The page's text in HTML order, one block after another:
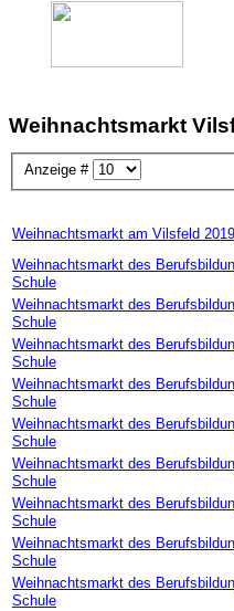
Weihnachtsmarkt
Anzeige #
Weihnachtsmarkt am Vilsfeld 2019
Weihnachtsmarkt des
Schule
Weihnachtsmarkt des
Schule
Weihnachtsmarkt des
Schule
Weihnachtsmarkt des
Schule
Weihnachtsmarkt des
Schule
Weihnachtsmarkt des
Schule
Weihnachtsmarkt des
Schule
Weihnachtsmarkt des
Schule
Weihnachtsmarkt des
Schule